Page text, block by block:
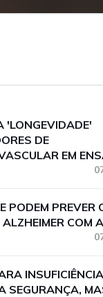
'LONGEVIDADE'
DE
EM
PODEM PREVER
COM
INSUFICIÊNCIA
SEGURANÇA,